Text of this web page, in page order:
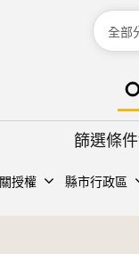
分類
篩選條件
授權 縣市行政區